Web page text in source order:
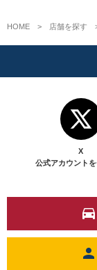
HOME 店舗を探す
X
公式アカウント